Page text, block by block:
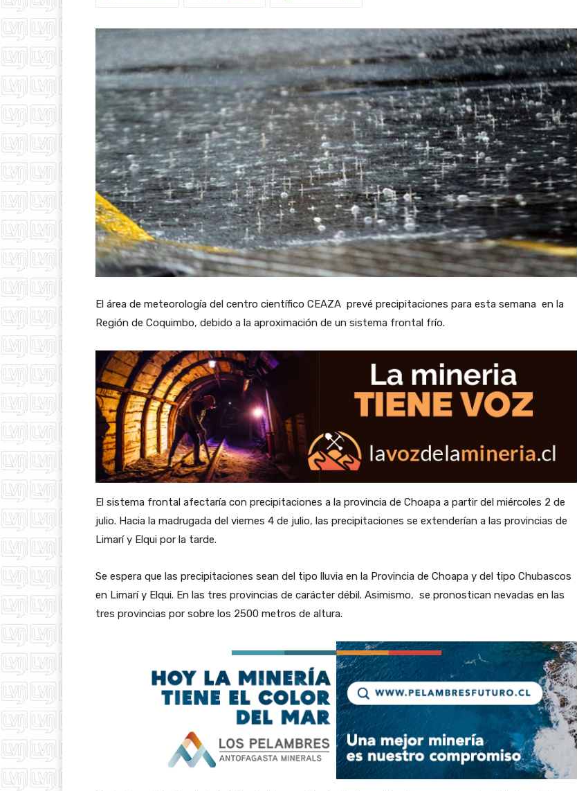
El área de meteorología del centro científico CEAZA prevé precipitaciones para esta semana en la
Región de Coquimbo, debido a la aproximación de un sistema frontal frío.
El sistema frontal afectaría con precipitaciones a la provincia de Choapa a partir del miércoles 2 de
julio. Hacia la madrugada del viernes 4 de julio, las precipitaciones se extenderían a las provincias de
Limarí y Elqui por la tarde.
Se espera que las precipitaciones sean del tipo lluvia en la Provincia de Choapa y del tipo Chubascos
en Limarí y Elqui. En las tres provincias de carácter débil. Asimismo, se pronostican nevadas en las
tres provincias por sobre los 2500 metros de altura.